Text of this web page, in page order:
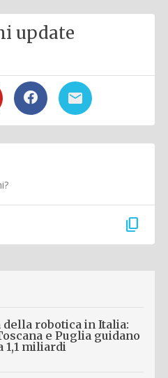
update
content_copy
della robotica in Italia:
e Puglia guidano
1,1 miliardi